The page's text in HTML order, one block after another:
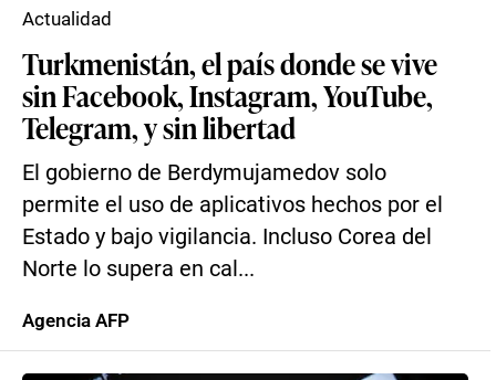
Turkmenistán, el país donde se vive
sin Facebook, Instagram, YouTube,
Telegram, y sin libertad
El gobierno de Berdymujamedov solo
permite el uso de aplicativos hechos por el
Estado y bajo vigilancia. Incluso Corea del
Norte lo supera en cal...
Actualidad
Agencia AFP